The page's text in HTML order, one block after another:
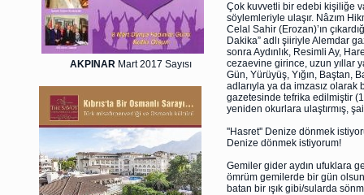
AKPINAR Mart 2017 Sayısı
Çok kuvvetli bir edebi kişiliğe
söylemleriyle ulaşır. Nâzım
Celal Sahir (Erozan)’ın
Dakika” adlı şiiriyle Alemdar
sonra Aydınlık, Resimli Ay,
cezaevine girince, uzun yıllar
Gün, Yürüyüş, Yığın, Baştan,
adlarıyla ya da imzasız olarak
gazetesinde tefrika edilmiştir
yeniden okurlara ulaştırmış,
''Hasret'' Denize dönmek
Denize dönmek istiyorum!
Gemiler gider aydın ufuklara
ömrüm gemilerde bir gün
batan bir ışık gibi/sularda